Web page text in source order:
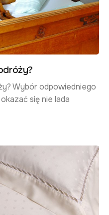
Wybór odpowiedniego
się nie lada